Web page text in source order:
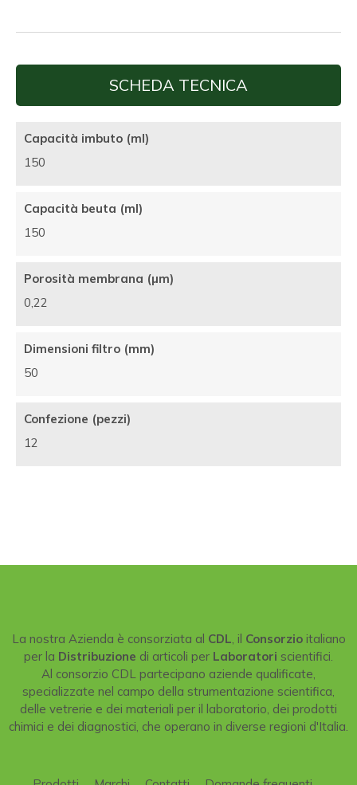
SCHEDA TECNICA
Capacità imbuto (ml)
150
Capacità beuta (ml)
150
Porosità membrana (µm)
0,22
Dimensioni filtro (mm)
50
Confezione (pezzi)
12
La nostra Azienda è consorziata al CDL, il Consorzioitaliano
per la Distribuzione di articoli per Laboratori scientifici.
Al consorzio CDL partecipano aziende qualificate,
specializzate nel campo della strumentazione scientifica,
delle vetrerie e dei materiali per il laboratorio, dei prodotti
chimici e dei diagnostici, che operano in diverse regioni d'Italia.